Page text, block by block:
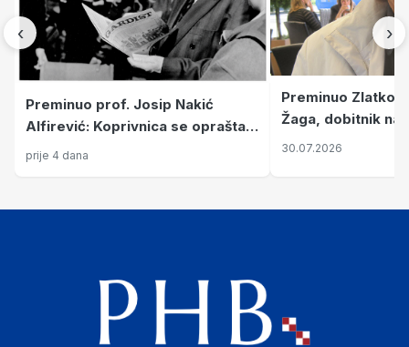
‹
Preminuo prof. Josip Nakić
Alfirević: Koprivnica se oprašta
od ratnog zapovjednika i velikana
prije 4 dana
Preminuo Zlatko
Žaga, dobitnik
priznanja koji
30.07.2026
›